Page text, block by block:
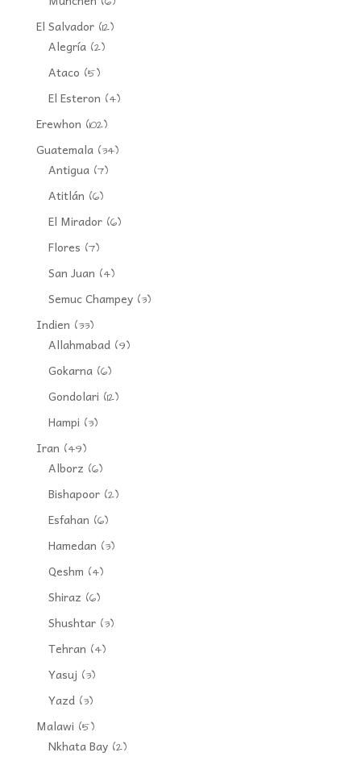
El Salvador(12)
Alegría(2)
Ataco (5)
El Esteron (4)
Erewhon (102)
Guatemala(34)
Antigua(7)
Atitlán (6)
El Mirador(6)
Flores (7)
San Juan (4)
Semuc Champey(3)
Indien (33)
Allahmabad(9)
Gokarna(6)
Gondolari (12)
Hampi (3)
Iran (49)
Alborz (6)
Bishapoor(2)
Esfahan (6)
Hamedan (3)
Qeshm (4)
Shiraz (6)
Shushtar(3)
Tehran (4)
Yasuj (3)
Yazd(3)
Malawi (5)
Nkhata Bay(2)